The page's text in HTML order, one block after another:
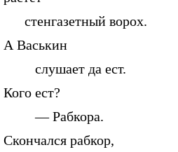
стенгазетный ворох.
А Васькин
слушает да ест.
Кого ест?
— Рабкора.
Скончался рабкор,